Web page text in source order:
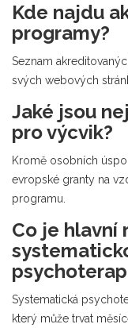
Kde najdu
programy?
Seznam
svých webových
Jaké jsou
pro výcvik?
Kromě osobních
evropské granty na
programu.
Co je hlavní
Systematická
který může trvat